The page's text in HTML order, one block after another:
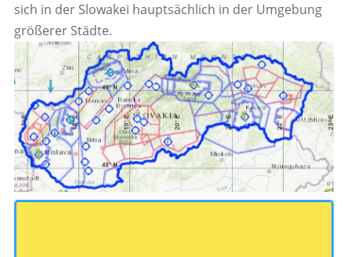
sich in der Slowakei hauptsächlich in der Umgebung
größerer Städte.